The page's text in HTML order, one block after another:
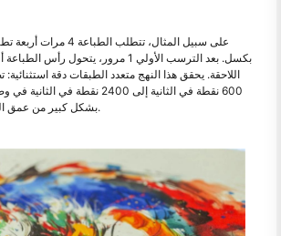
على سبيل المثال، تتطلب
بكسل. بعد الترسب الأولي 1 مرور، يتحول
اللاحقة. يحقق هذا النهج متعدد الطبقات دقة
بشكل كبير من عمق الصورة وانتقالات التدرج.